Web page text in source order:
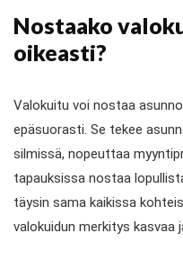
Nostaako
oikeasti?
Valokuitu voi nostaa
epäsuorasti. Se tekee
silmissä, nopeuttaa
tapauksissa nostaa
täysin sama kaikissa
valokuidun merkitys kasvaa